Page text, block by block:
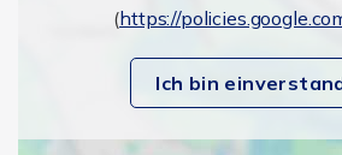
(https://
Ich bin